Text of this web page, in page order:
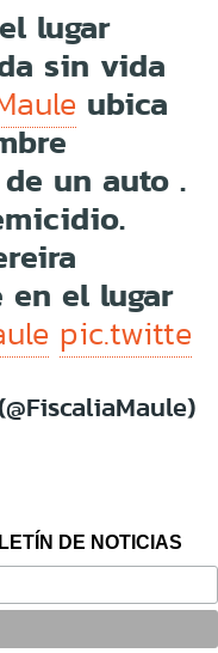
lugar
sin vida
ubica
un auto .
en el lugar
pic.twitte
DE NOTICIAS